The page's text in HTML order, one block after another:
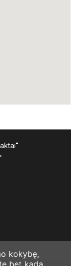
kokybę,
bet kada